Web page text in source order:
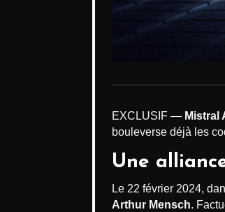
EXCLUSIF — Mistral
bouleverse déjà les
Une
Le 22 février 2024,
Arthur Mensch.